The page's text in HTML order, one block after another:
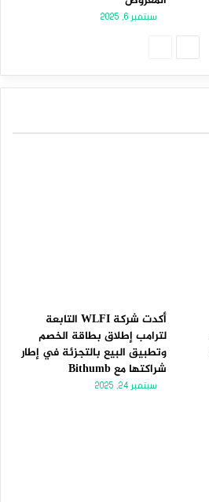
سبتمبر 6, 2025
أكدت شركة WLFI التابعة
لترامب إطلاق بطاقة الخصم
وتطبيق البيع بالتجزئة في إطار
شراكتها مع Bithumb
سبتمبر 24, 2025